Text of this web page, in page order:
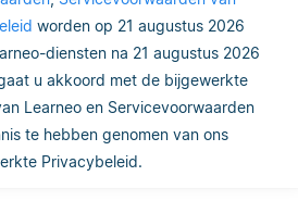
worden op 21 augustus 2026
diensten na 21 augustus 2026
u akkoord met de bijgewerkte
Learneo en Servicevoorwaarden
te hebben genomen van ons
Privacybeleid.
en het opmaken van
met studenten.